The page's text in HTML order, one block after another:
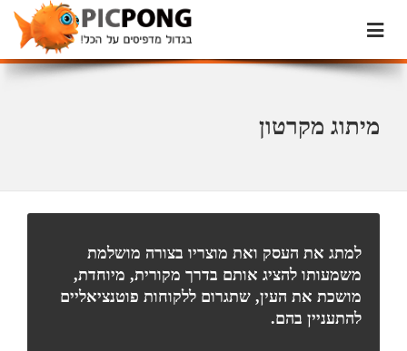
מיתוג מקרטון
למתג את העסק ואת מוצריו בצורה מושלמת
משמעותו להציג אותם בדרך מקורית, מיוחדת,
מושכת את העין, שתגרום ללקוחות פוטנציאליים
להתעניין בהם.